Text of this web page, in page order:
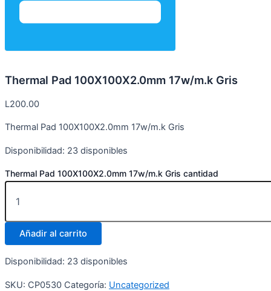
Thermal Pad 100X100X2.0mm 17w/m.k Gris
L200.00
Thermal Pad 100X100X2.0mm 17w/m.k Gris
Disponibilidad: 23 disponibles
Thermal Pad 100X100X2.0mm 17w/m.k Gris cantidad
Añadir al carrito
Disponibilidad: 23 disponibles
SKU: CP0530 Categoría: Uncategorized